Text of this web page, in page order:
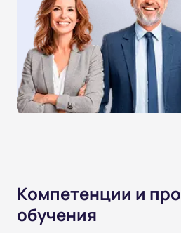
Компетенции и
обучения